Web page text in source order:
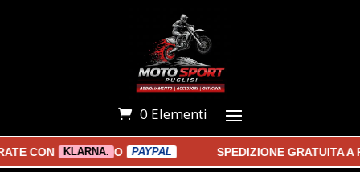
0 Elementi
CON KLARNA. O PAYPAL SPEDIZIONE GRATUITA A